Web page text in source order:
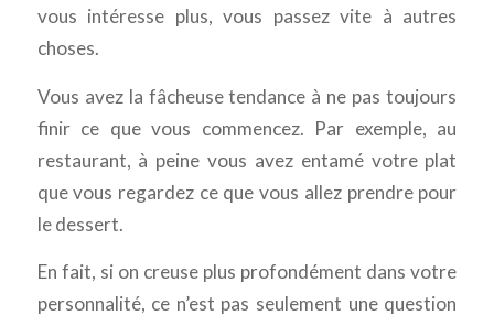
vous intéresse plus, vous passez vite à autres
choses.
Vous avez la fâcheuse tendance à ne pas toujours
finir ce que vous commencez. Par exemple, au
restaurant, à peine vous avez entamé votre plat
que vous regardez ce que vous allez prendre pour
le dessert.
En fait, si on creuse plus profondément dans votre
personnalité, ce n’est pas seulement une question